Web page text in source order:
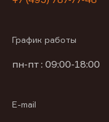
График работы
пн-пт : 09:00-18:00
E-mail